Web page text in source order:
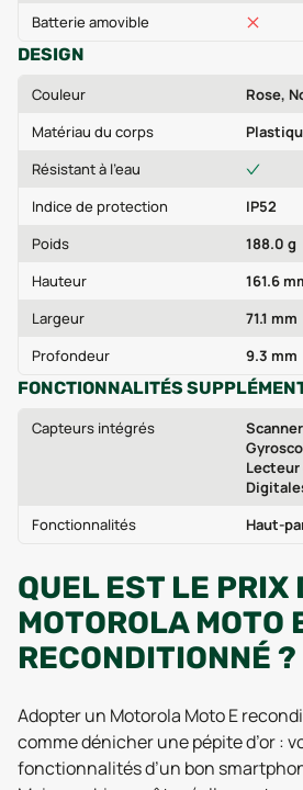
Batterie amovible
DESIGN
Couleur
Rose,
Matériau du corps
Résistant à l'eau
Indice de protection
IP52
Poids
188.0 g
Hauteur
161.6
Largeur
71.1 mm
Profondeur
9.3 mm
FONCTIONNALITÉS
Capteurs intégrés
Fonctionnalités
Haut-
QUEL EST LE PRIX
MOTOROLA MOTO
RECONDITIONNÉ ?
Adopter un Motorola Moto E
comme dénicher une pépite d’or :
fonctionnalités d’un bon